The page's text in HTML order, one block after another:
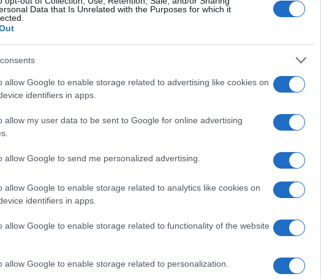
Data that Is Unrelated with the Purposes for which it
allow Google to enable storage related to advertising like cookies on
identifiers in apps.
allow my user data to be sent to Google for online advertising
allow Google to send me personalized advertising.
allow Google to enable storage related to analytics like cookies on
identifiers in apps.
allow Google to enable storage related to functionality of the website
allow Google to enable storage related to personalization.
il fantastico
è una celebrazione della
prima volta in assoluto, il titolo è in sconto a
un risparmio del 20%. Ambientato tra le
e “L’Ultima Crociata”, il gioco ci offre la
ricca di personaggi intriganti come
a caccia di un potere misterioso.
epici